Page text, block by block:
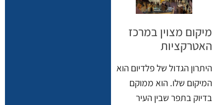
מיקום מצוין במרכז
האטרקציות
היתרון הגדול של פלדיום הוא
המיקום שלו. הוא ממוקם
בדיוק בתפר שבין העיר